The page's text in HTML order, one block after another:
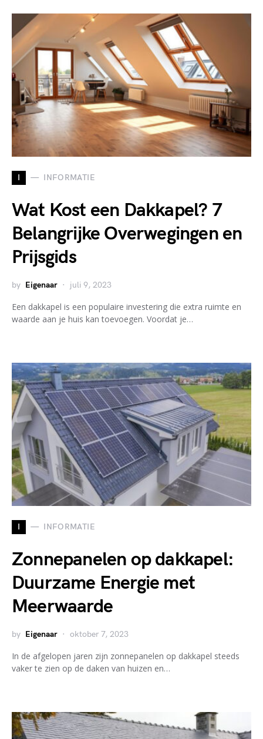
I INFORMATIE
Wat Kost een Dakkapel? 7
Belangrijke Overwegingen en
Prijsgids
by Eigenaar juli 9, 2023
Een dakkapel is een populaire investering die extra ruimte en
waarde aan je huis kan toevoegen. Voordat je…
I INFORMATIE
Zonnepanelen op dakkapel:
Duurzame Energie met
Meerwaarde
by Eigenaar oktober 7, 2023
In de afgelopen jaren zijn zonnepanelen op dakkapel steeds
vaker te zien op de daken van huizen en…